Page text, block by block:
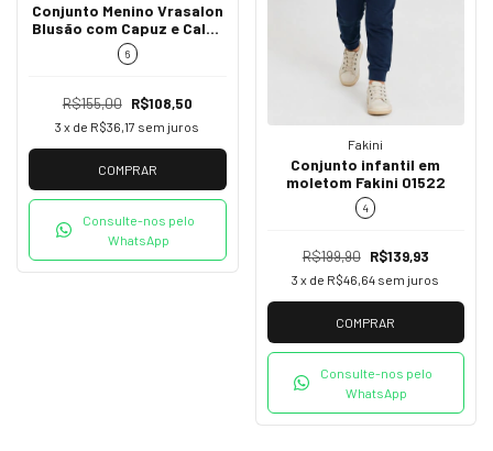
Conjunto Menino Vrasalon
Blusão com Capuz e Calça
em Moletom Cinza Mescla
415556
6
R$155,00 R$108,50
3 x de R$36,17 sem juros
COMPRAR
Consulte-nos pelo
WhatsApp
Fakini
Conjunto infantil em
moletom Fakini 01522
4
R$199,90 R$139,93
3 x de R$46,64 sem juros
COMPRAR
Consulte-nos pelo
WhatsApp